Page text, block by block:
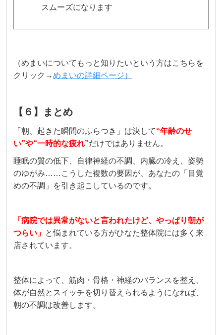
スムーズになります
（めまいについてもっと知りたいという方はこちらを
クリック→めまいの詳細ページ）
【６】まとめ
「朝、起きた瞬間のふらつき」は決して“年齢のせ
い”や“一時的な疲れ”だけではありません。
睡眠の質の低下、自律神経の不調、内臓の冷え、姿勢
のゆがみ……こうした複数の要因が、あなたの「目覚
めの不調」を引き起こしているのです。
「病院では異常がないと言われたけど、やっぱり朝が
つらい」 と悩まれている方がひなた整体院には多く来
店されています。
整体によって、筋肉・骨格・神経のバランスを整え、
体が自然とスイッチを切り替えられるようになれば、
朝の不調は改善します。